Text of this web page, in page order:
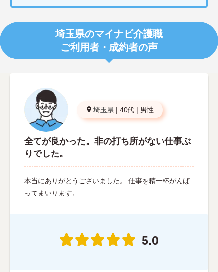
埼玉県のマイナビ介護職
ご利用者・成約者の声
埼玉県 | 40代 | 男性
全てが良かった。非の打ち所がない仕事ぶ
りでした。
本当にありがとうございました。 仕事を精一杯がんば
ってまいります。
5.0